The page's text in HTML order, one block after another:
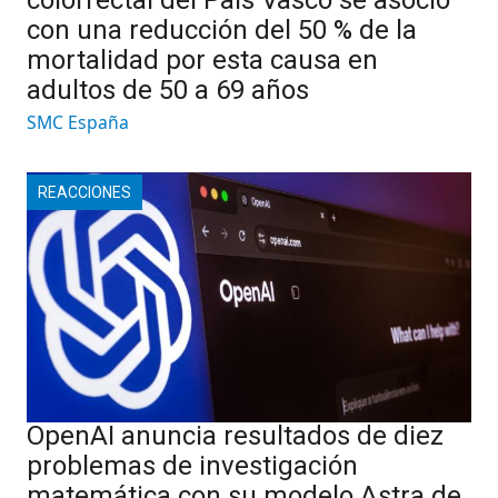
con una reducción del 50 % de la
mortalidad por esta causa en
adultos de 50 a 69 años
SMC España
REACCIONES
OpenAI anuncia resultados de diez
problemas de investigación